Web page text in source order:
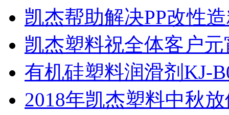
凯杰帮助解决PP改性
凯杰塑料祝全体客户
有机硅塑料润滑剂KJ-
2018年凯杰塑料中秋